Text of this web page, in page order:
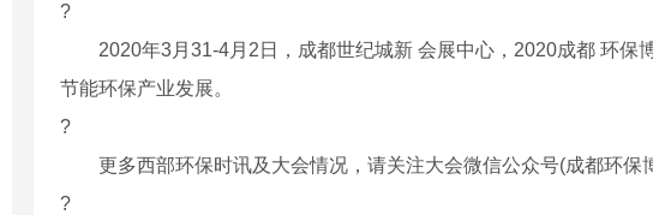
?
2020年3月31-4月2日，成都世纪城新 会展中心，2020成都 环保博
节能环保产业发展。
?
更多西部环保时讯及大会情况，请关注大会微信公众号(成都环保
?